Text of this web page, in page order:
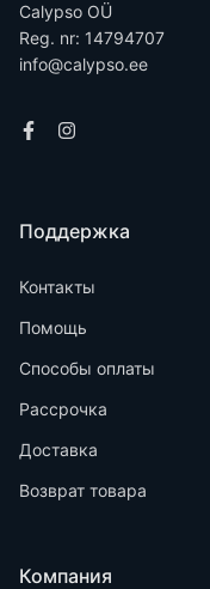
Calypso OÜ
Reg. nr: 14794707
info@calypso.ee
Поддержка
Контакты
Помощь
Способы оплаты
Рассрочка
Доставка
Возврат товара
Компания